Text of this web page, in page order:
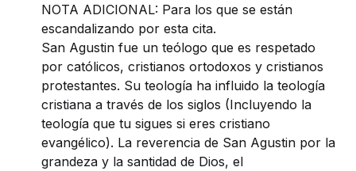
NOTA ADICIONAL: Para los que se están
escandalizando por esta cita.
San Agustin fue un teólogo que es respetado
por católicos, cristianos ortodoxos y cristianos
protestantes. Su teología ha influido la teología
cristiana a través de los siglos (Incluyendo la
teología que tu sigues si eres cristiano
evangélico). La reverencia de San Agustin por la
grandeza y la santidad de Dios, el